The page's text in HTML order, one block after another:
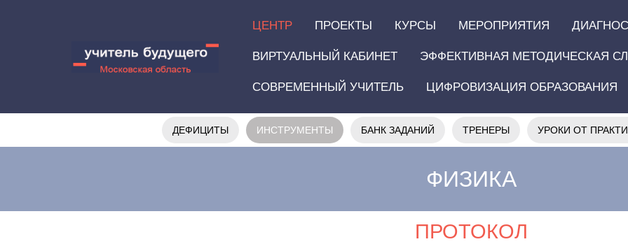
ЦЕНТР ПРОЕКТЫ КУРСЫ МЕРОПРИЯТИЯ
ВИРТУАЛЬНЫЙ КАБИНЕТ ЭФФЕКТИВНАЯ МЕТОДИЧЕСКАЯ
СОВРЕМЕННЫЙ УЧИТЕЛЬ ЦИФРОВИЗАЦИЯ ОБРАЗОВАНИЯ
ДЕФИЦИТЫ ИНСТРУМЕНТЫ БАНК ЗАДАНИЙ ТРЕНЕРЫ УРОКИ ОТ
ФИЗИКА
ПРОТОКОЛ